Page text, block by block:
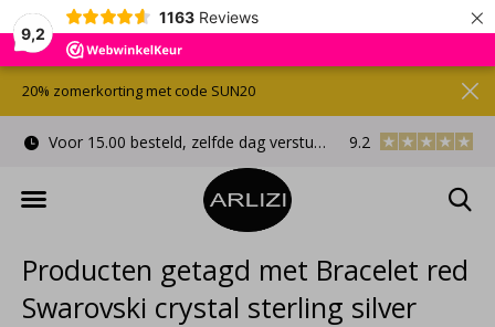
9,2
1163 Reviews ×
Voor 15.00 besteld, zelfde dag verstuurd Gratis
9.2
20% zomerkorting met code SUN20
Producten getagd met Bracelet red
Swarovski crystal sterling silver